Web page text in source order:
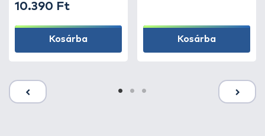
10.390 Ft
Kosárba Kosárba